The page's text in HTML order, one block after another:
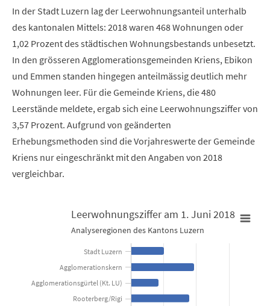
In der Stadt Luzern lag der Leerwohnungsanteil unterhalb
des kantonalen Mittels: 2018 waren 468 Wohnungen oder
1,02 Prozent des städtischen Wohnungsbestands unbesetzt.
In den grösseren Agglomerationsgemeinden Kriens, Ebikon
und Emmen standen hingegen anteilmässig deutlich mehr
Wohnungen leer. Für die Gemeinde Kriens, die 480
Leerstände meldete, ergab sich eine Leerwohnungsziffer von
3,57 Prozent. Aufgrund von geänderten
Erhebungsmethoden sind die Vorjahreswerte der Gemeinde
Kriens nur eingeschränkt mit den Angaben von 2018
vergleichbar.
Leerwohnungsziffer am 1. Juni 2018
Bar chart with 11 bars.
Analyseregionen des Kantons Luzern
Leerwohnungsziffer am 1. Juni 2018
Analyseregionen des Kantons Luzern
Rooterberg/Rigi
Agglomerationsgürtel (Kt. LU)
Agglomerationskern
Stadt Luzern